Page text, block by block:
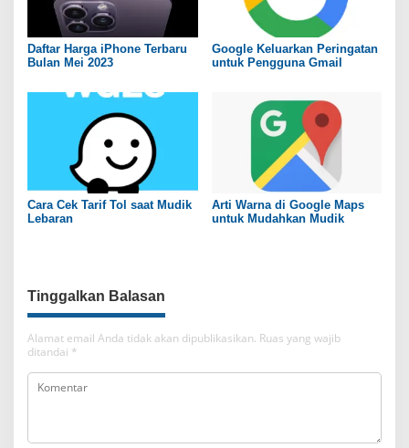
Daftar Harga iPhone Terbaru
Bulan Mei 2023
Google Keluarkan Peringatan
untuk Pengguna Gmail
Cara Cek Tarif Tol saat Mudik
Lebaran
Arti Warna di Google Maps
untuk Mudahkan Mudik
Tinggalkan Balasan
Alamat email Anda tidak akan dipublikasikan. Ruas yang wajib
ditandai *